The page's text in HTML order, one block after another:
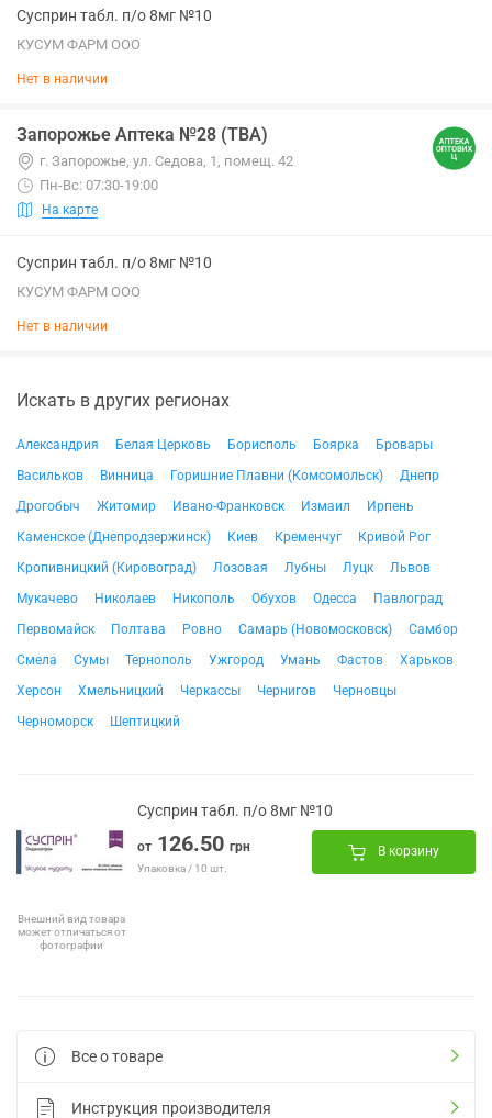
Сусприн табл. п/о 8мг №10
КУСУМ ФАРМ ООО
Нет в наличии
Запорожье Аптека №28 (ТВА)
г. Запорожье, ул. Седова, 1, помещ. 42
Пн-Вс: 07:30-19:00
На карте
Сусприн табл. п/о 8мг №10
КУСУМ ФАРМ ООО
Нет в наличии
Искать в других регионах
Александрия Белая Церковь Борисполь Боярка
Бровары
Васильков
Винница Горишние Плавни (Комсомольск)
Днепр
Дрогобыч
Житомир Ивано-Франковск Измаил
Ирпень
Каменское (Днепродзержинск)
Киев Кременчуг
Кривой Рог
Кропивницкий (Кировоград)
Лозовая Лубны Луцк
Львов
Мукачево
Николаев Никополь Обухов Одесса
Павлоград
Первомайск
Полтава Ровно Самарь (Новомосковск)
Самбор
Смела
Сумы Тернополь Ужгород Умань Фастов
Харьков
Херсон
Хмельницкий Черкассы Чернигов
Черновцы
Черноморск
Шептицкий
Внешний вид товара
может отличаться от
фотографии
Сусприн табл. п/о 8мг №10
от 126.50 грн
Упаковка / 10 шт.
В корзину
Все о товаре
Инструкция производителя